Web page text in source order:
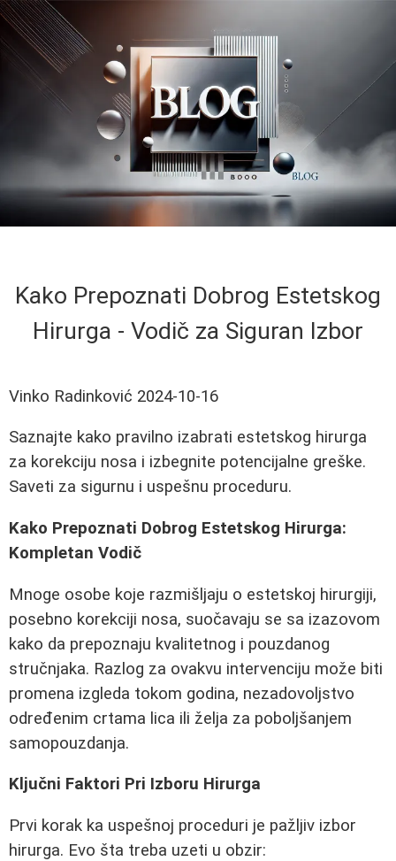
Kako Prepoznati Dobrog Estetskog
Hirurga - Vodič za Siguran Izbor
Vinko Radinković 2024-10-16
Saznajte kako pravilno izabrati estetskog hirurga
za korekciju nosa i izbegnite potencijalne greške.
Saveti za sigurnu i uspešnu proceduru.
Kako Prepoznati Dobrog Estetskog Hirurga:
Kompletan Vodič
Mnoge osobe koje razmišljaju o estetskoj hirurgiji,
posebno korekciji nosa, suočavaju se sa izazovom
kako da prepoznaju kvalitetnog i pouzdanog
stručnjaka. Razlog za ovakvu intervenciju može biti
promena izgleda tokom godina, nezadovoljstvo
određenim crtama lica ili želja za poboljšanjem
samopouzdanja.
Ključni Faktori Pri Izboru Hirurga
Prvi korak ka uspešnoj proceduri je pažljiv izbor
hirurga. Evo šta treba uzeti u obzir: